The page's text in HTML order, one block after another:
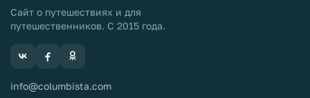
Сайт о путешествиях и для
путешественников. С 2015 года.
info@columbista.com